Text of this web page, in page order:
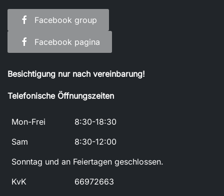
Facebook group
Facebook pagina
Besichtigung nur nach vereinbarung!
Telefonische Öffnungszeiten
Mon-Frei
8:30-18:30
Sam
8:30-12:00
Sonntag und an Feiertagen geschlossen.
KvK
66972663